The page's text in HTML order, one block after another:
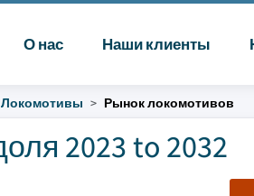
О нас Наши клиенты
Локомотивы Рынок локомотивов
2023 to 2032